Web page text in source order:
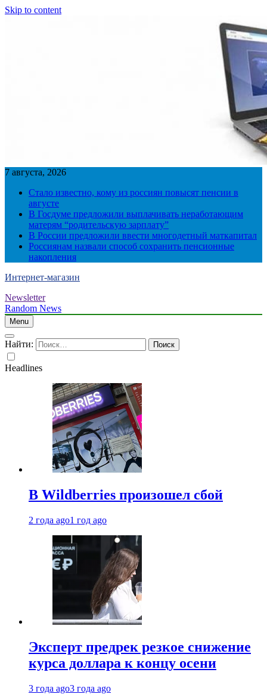
Skip to content
7 августа, 2026
Стало известно, кому из россиян повысят пенсии в
августе
В Госдуме предложили выплачивать неработающим
матерям “родительскую зарплату”
В России предложили ввести многодетный маткапитал
Россиянам назвали способ сохранить пенсионные
накопления
Интернет-магазин
Newsletter
Random News
Menu
Найти:
Headlines
В Wildberries произошел сбой
2 года ago1 год ago
Эксперт предрек резкое снижение
курса доллара к концу осени
3 года ago3 года ago